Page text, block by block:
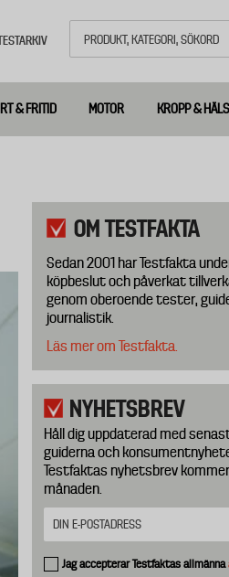
& FRITID MOTOR KROPP &
OM TESTFAKTA
Sedan 2001 har Testfakta
köpbeslut och påverkat
genom oberoende tester,
journalistik.
Läs mer om Testfakta.
NYHETSBREV
Håll dig uppdaterad med
guiderna och
Testfaktas nyhetsbrev
månaden.
Jag accepterar Testfaktas allmänna